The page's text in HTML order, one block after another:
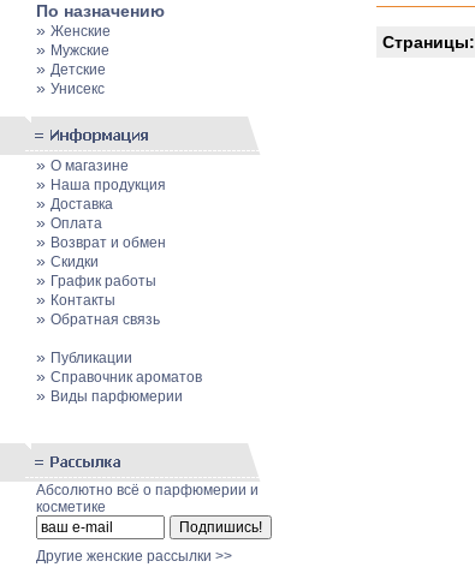
По назначению
» Женские
» Мужские
» Детские
» Унисекс
» О магазине
» Наша продукция
» Доставка
» Оплата
» Возврат и обмен
» Скидки
» График работы
» Контакты
» Обратная связь
» Публикации
» Cправочник ароматов
» Виды парфюмерии
Абсолютно всё о парфюмерии и
косметике
Другие женские рассылки >>
Страницы: